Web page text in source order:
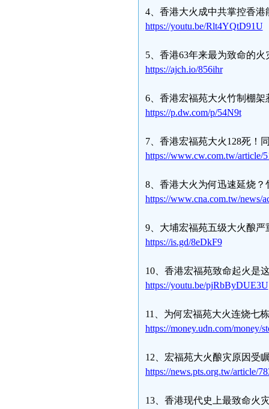
4、香港大火成中共掌控香港
https://youtu.be/Rlt4YQtD91U
5、香港63年来最为致命的
https://ajch.io/856ihr
6、香港宏福苑大火竹制棚架
https://p.dw.com/p/54N9t
7、香港宏福苑大火128死！
https://www.cw.com.tw/article/
8、香港大火为何迅速延烧
https://www.cna.com.tw/news/
9、大埔宏福苑五级大火酿
https://is.gd/8eDkF9
10、香港宏福苑致命起火是
https://youtu.be/pjRbByDUE3U
11、为何宏福苑大火连烧七
https://money.udn.com/money/
12、宏福苑大火酿灾原因受
https://news.pts.org.tw/article/
13、香港现代史上最致命火